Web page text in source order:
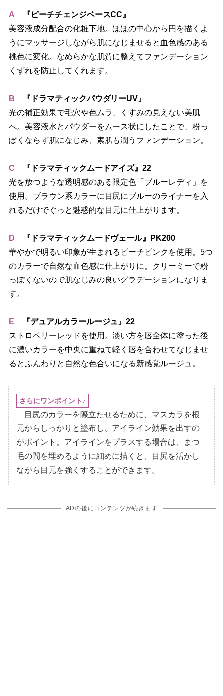
A
『ピーチチェンジベースCC』
美容液成分配合の化粧下地。ほほの中心から円を描くよ
うにマッサージしながら肌になじませると血色感のある
桃色に変化。なめらかな肌質に整えてファンデーション
くずれを防止してくれます。
B
『ドラマティックパウダリーUV』
光の補正効果で毛穴や色ムラ、くすみの見えない美肌
へ。美容液水とパウダーをムース状にしたことで、粉っ
ぽくならず肌になじみ、素肌も潤うファンデーション。
C
『ドラマティックムードアイズ』22
光を放つような透明感のある限定色「ブルーレディ」を
使用。ブラウン系カラーに目尻にブルーのライナーを入
れるだけでぐっと魅惑的な目元に仕上がります。
D
『ドラマティックムードヴェール』PK200
華やかで明るい印象が生まれるピーチピンクを使用。5つ
のカラーで自然な血色感に仕上がりに。クリーミーで粉
っぽくないので肌なじみの良いグラデーションになりま
す。
E
『デュアルカラールージュ』22
ストロベリーレッドを使用。淡い方を唇全体に塗った後
に濃いカラーを中央に重ねて軽く唇を合わせてなじませ
るとふんわりと自然な色合いになる新感覚ルージュ。
さらにワンポイント♪
目尻のカラーを際立たせるために、マスカラを根
元からしっかりと塗布し、アイライン効果を出すの
がポイント。アイラインをプラスする場合は、まつ
毛の間を埋めるように細めに描くと、目尻を活かし
ながら目元を強くすることができます。
ADの後にコンテンツが続きます